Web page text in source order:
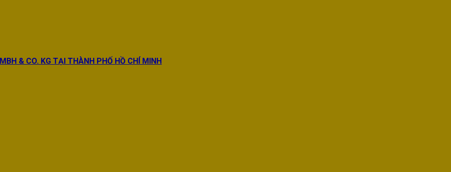
& CO. KG TẠI THÀNH PHỐ HỒ CHÍ MINH